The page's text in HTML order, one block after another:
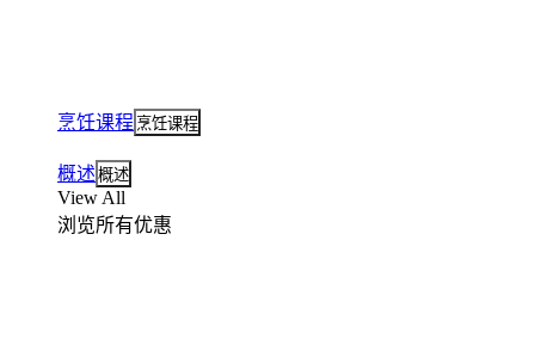
烹饪课程 烹饪课程
概述 概述
View All
浏览所有优惠